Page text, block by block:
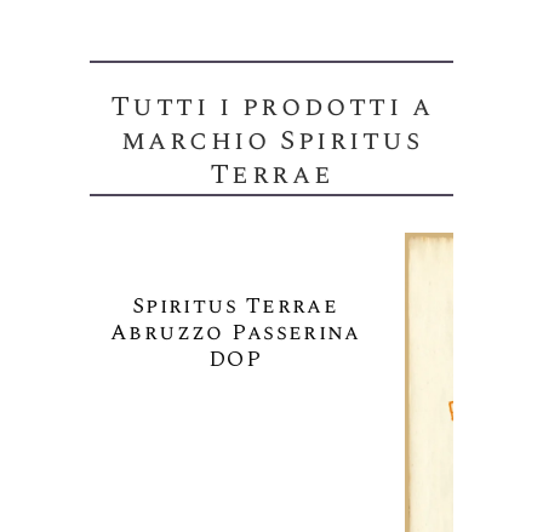
Tutti i prodotti a
marchio Spiritus
Terrae
Spiritus Terrae
Abruzzo Passerina
DOP